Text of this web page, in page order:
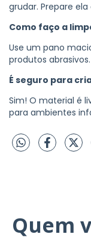
grudar. Prepare
Como faço a
Use um pano
produtos abrasivos.
É seguro para
Sim! O material é
para ambientes
Quem